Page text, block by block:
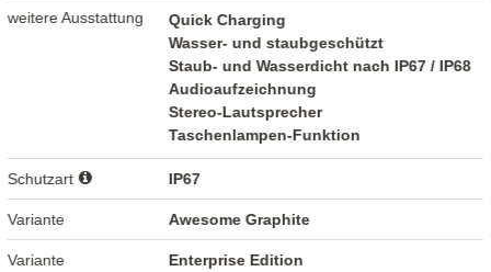
weitere Ausstattung
Quick Charging
Wasser- und staubgeschützt
Staub- und Wasserdicht nach IP67 / IP68
Audioaufzeichnung
Stereo-Lautsprecher
Taschenlampen-Funktion
Schutzart IP67
Variante Awesome Graphite
Variante Enterprise Edition